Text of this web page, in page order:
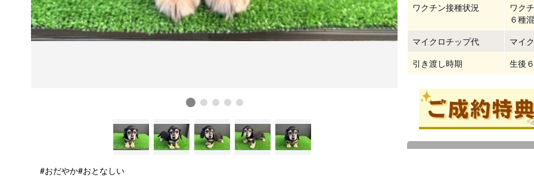
#おだやか#おとなしい
ワクチン接種状況
ワク
６種
マイクロチップ代
マイ
引き渡し時期
生後